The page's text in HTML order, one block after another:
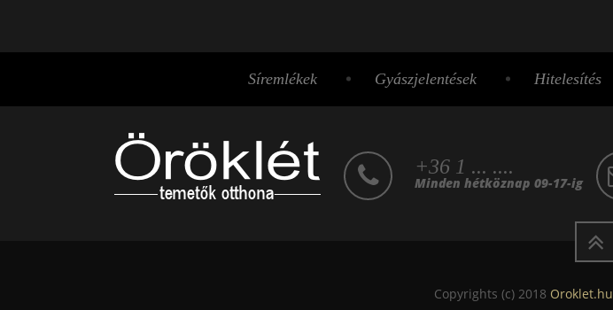
Síremlékek Gyászjelentések Hitelesítés
+36 1 ... ....
Minden hétköznap 09-17-ig
Copyrights (c) 2018 Oroklet.hu